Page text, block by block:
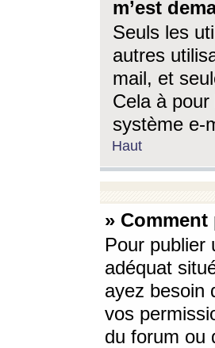
m’est
Seuls les
autres
mail, et
Cela à pour
système e-
Haut
»
Pour publier
adéquat
ayez besoin
vos
du forum ou